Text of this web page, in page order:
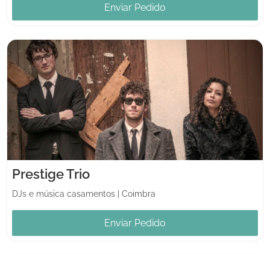
Enviar Pedido
Prestige Trio
DJs e música casamentos Coimbra
Enviar Pedido